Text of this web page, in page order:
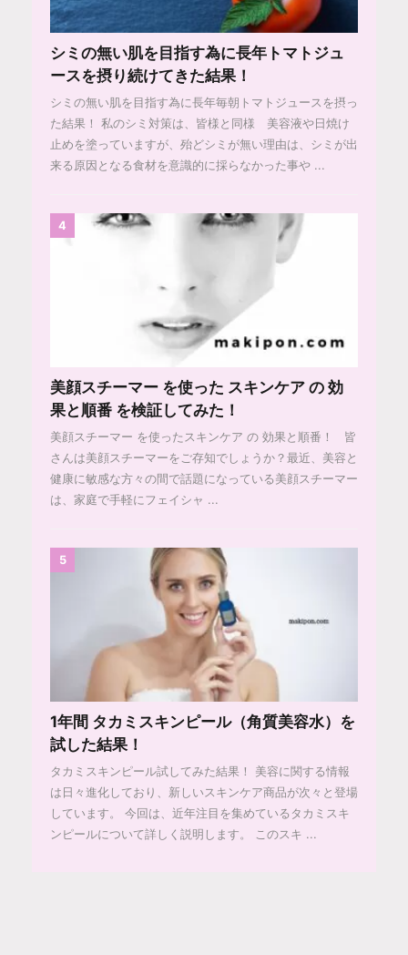
シミの無い肌を目指す為に長年トマトジュ
ースを摂り続けてきた結果！
シミの無い肌を目指す為に長年毎朝トマトジュースを摂っ
た結果！ 私のシミ対策は、皆様と同様 美容液や日焼け
止めを塗っていますが、殆どシミが無い理由は、シミが出
来る原因となる食材を意識的に採らなかった事や ...
4
美顔スチーマー を使った スキンケア の 効
果と順番 を検証してみた！
美顔スチーマー を使ったスキンケア の 効果と順番！ 皆
さんは美顔スチーマーをご存知でしょうか？最近、美容と
健康に敏感な方々の間で話題になっている美顔スチーマー
は、家庭で手軽にフェイシャ ...
5
1年間 タカミスキンピール（角質美容水）を
試した結果！
タカミスキンピール試してみた結果！ 美容に関する情報
は日々進化しており、新しいスキンケア商品が次々と登場
しています。 今回は、近年注目を集めているタカミスキ
ンピールについて詳しく説明します。 このスキ ...